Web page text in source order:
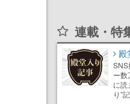
連載・特
殿
SNS
ー数
に読
り”